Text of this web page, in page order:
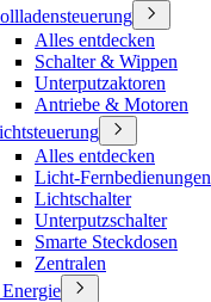
Alles entdecken
Schalter & Wippen
Unterputzaktoren
Antriebe & Motoren
Alles entdecken
Licht-Fernbedienungen
Lichtschalter
Unterputzschalter
Smarte Steckdosen
Zentralen